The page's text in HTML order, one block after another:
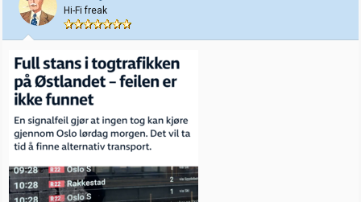
Hi-Fi freak